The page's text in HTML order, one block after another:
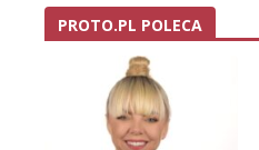
PROTO.PL POLECA